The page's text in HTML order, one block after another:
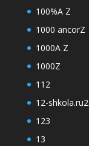
100%A Z
1000 ancorZ
1000A Z
1000Z
112
12-shkola.ru2
123
13